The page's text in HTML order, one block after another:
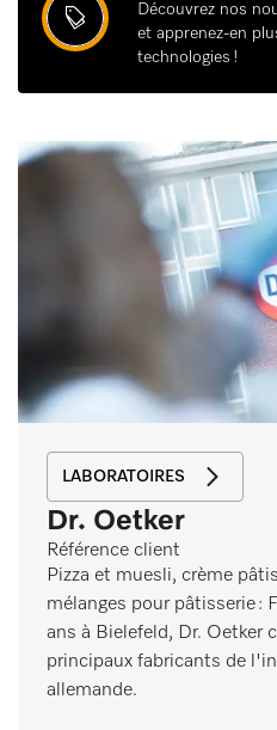
Découvrez nos
et apprenez-en
technologies !
LABORATOIRES
Dr. Oetker
Référence client
Pizza et muesli, crème
mélanges pour pâtisserie :
ans à Bielefeld, Dr. Oetker
principaux fabricants de
allemande.